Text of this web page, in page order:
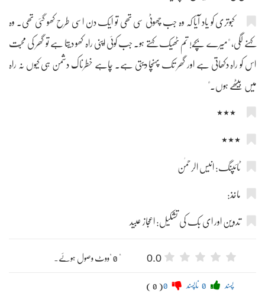
کبوتری کو یاد آیا کہ وہ جب چھوٹی سی تھی تو ایک دن اسی طرح کھو گئی تھی۔ وہ
کہنے لگی، "میرے بچّے! تم ٹھیک کہتے ہو۔ جب کوئی اپنی راہ کھو دیتا ہے تو گھر کی محبّت
اس کو راہ دکھاتی ہے اور گھر تک پہنچا دیتی ہے۔ چاہے خطرناک دشمن ہی کیوں نہ راہ
میں بیٹھے ہوں۔"
٭٭٭​
٭٭٭
ٹائپنگ: انیس الرحمٰن
ماخذ:
تدوین اور ای بک کی تشکیل: اعجاز عبید
0.0 " 0 "ووٹ وصول ہوئے۔
پسند ناپسند ( 0 )